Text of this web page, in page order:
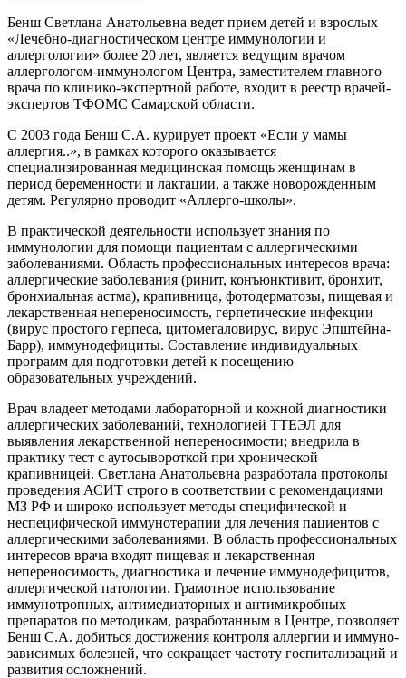
Бенш Светлана Анатольевна ведет прием детей и взрослых
«Лечебно-диагностическом центре иммунологии и
аллергологии» более 20 лет, является ведущим врачом
аллергологом-иммунологом Центра, заместителем главного
врача по клинико-экспертной работе, входит в реестр врачей-
экспертов ТФОМС Самарской области.
С 2003 года Бенш С.А. курирует проект «Если у мамы
аллергия..», в рамках которого оказывается
специализированная медицинская помощь женщинам в
период беременности и лактации, а также новорожденным
детям. Регулярно проводит «Аллерго-школы».
В практической деятельности использует знания по
иммунологии для помощи пациентам с аллергическими
заболеваниями. Область профессиональных интересов врача:
аллергические заболевания (ринит, конъюнктивит, бронхит,
бронхиальная астма), крапивница, фотодерматозы, пищевая и
лекарственная непереносимость, герпетические инфекции
(вирус простого герпеса, цитомегаловирус, вирус Эпштейна-
Барр), иммунодефициты. Составление индивидуальных
программ для подготовки детей к посещению
образовательных учреждений.
Врач владеет методами лабораторной и кожной диагностики
аллергических заболеваний, технологией ТТЕЭЛ для
выявления лекарственной непереносимости; внедрила в
практику тест с аутосывороткой при хронической
крапивницей. Светлана Анатольевна разработала протоколы
проведения АСИТ строго в соответствии с рекомендациями
МЗ РФ и широко использует методы специфической и
неспецифической иммунотерапии для лечения пациентов с
аллергическими заболеваниями. В область профессиональных
интересов врача входят пищевая и лекарственная
непереносимость, диагностика и лечение иммунодефицитов,
аллергической патологии. Грамотное использование
иммунотропных, антимедиаторных и антимикробных
препаратов по методикам, разработанным в Центре, позволяет
Бенш С.А. добиться достижения контроля аллергии и иммуно-
зависимых болезней, что сокращает частоту госпитализаций и
развития осложнений.